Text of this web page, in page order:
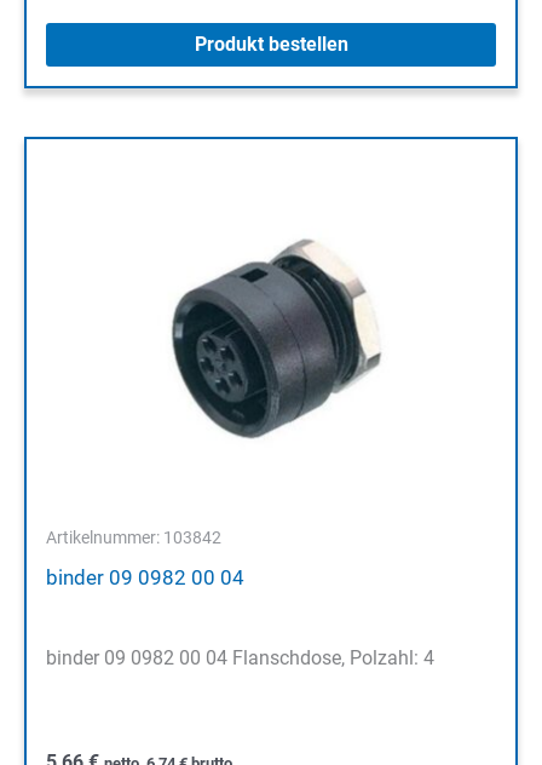
Produkt bestellen
Artikelnummer: 103842
binder 09 0982 00 04
binder 09 0982 00 04 Flanschdose, Polzahl: 4